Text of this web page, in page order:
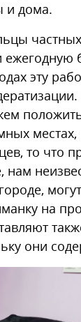
и дома.
эту
местах,
то что
нам
на
они